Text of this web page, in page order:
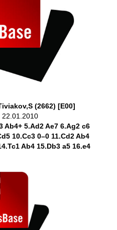
(2662) [E00]
22.01.2010
Ab4+ 5.Ad2 Ae7 6.Ag2 c6
10.Cc3 0–0 11.Cd2 Ab4
Ab4 15.Db3 a5 16.e4